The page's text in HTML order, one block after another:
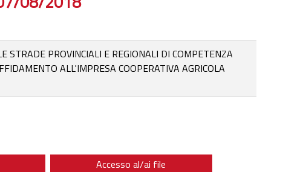
STRADE PROVINCIALI E REGIONALI DI COMPETENZA
ALL'IMPRESA COOPERATIVA AGRICOLA
Accesso al/ai file